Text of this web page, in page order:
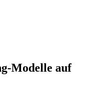
Modelle auf